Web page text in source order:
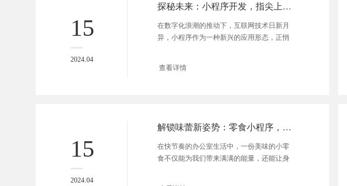
15
2024.04
探秘未来：小程序开发，指尖上的创意革命
在数字化浪潮的推动下，互联网技术日新月
异，小程序作为一种新兴的应用形态，正悄
查看详情
15
2024.04
解锁味蕾新姿势：零食小程序，一点即享办公室小确幸
在快节奏的办公室生活中，一份美味的小零
食不仅能为我们带来满满的能量，还能让身